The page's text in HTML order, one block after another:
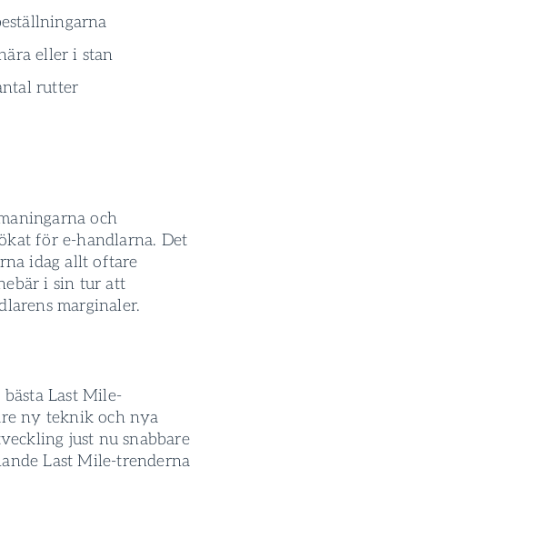
eller i stan
rutter
och
för e-handlarna. Det
idag allt oftare
i sin tur att
marginaler.
Last Mile-
ny teknik och nya
just nu snabbare
Last Mile-trenderna